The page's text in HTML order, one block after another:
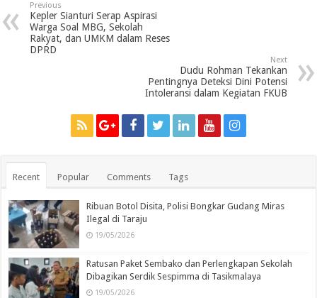
Previous
Kepler Sianturi Serap Aspirasi
Warga Soal MBG, Sekolah
Rakyat, dan UMKM dalam Reses
DPRD
Next
Dudu Rohman Tekankan
Pentingnya Deteksi Dini Potensi
Intoleransi dalam Kegiatan FKUB
Recent Popular Comments Tags
Ribuan Botol Disita, Polisi Bongkar Gudang Miras
Ilegal di Taraju
19/05/2026
Ratusan Paket Sembako dan Perlengkapan Sekolah
Dibagikan Serdik Sespimma di Tasikmalaya
19/05/2026